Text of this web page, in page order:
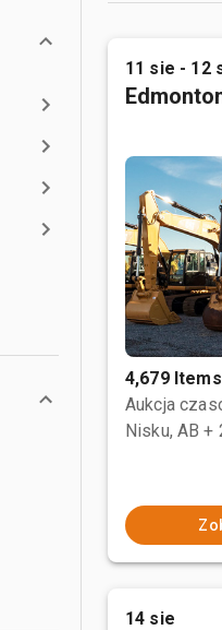
11 sie - 12
4,679 Items
Aukcja
Nisku, AB +
14 sie